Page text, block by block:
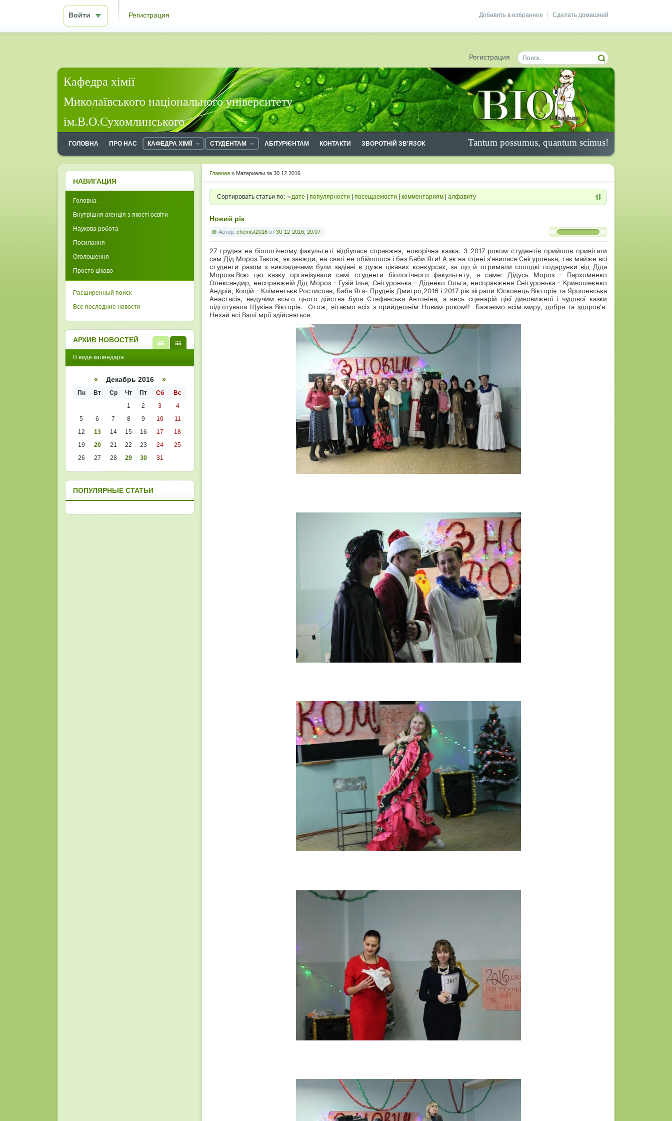
Сделать домашней
Добавить в избранное
Войти Регистрация
Регистрация
Кафедра хімії
Миколаївського національного університету
ім.В.О.Сухомлинського
Tantum possumus, quantum scimus!
ГОЛОВНА ПРО НАС КАФЕДРА ХІМІЇ СТУДЕНТАМ АБІТУРІЄНТАМ КОНТАКТИ ЗВОРОТНІЙ ЗВ'ЯЗОК
Главная » Материалы за 30.12.2016
Сортировать статьи по: дате популярности посещаемости комментариям алфавиту
Новий рік
Автор: chemist2016 от 30-12-2016, 20:07
27 грудня на біологічному факультеті відбулася справжня, новорічна казка. З2017 роком студентів прийшов привітати
сам Дід Мороз.Також, як завжди, на святі не обійшлося і без Баби Яги! А як на сцені з'явилася Снігуронька, так майже всі
студенти разом з викладачами були задіяні в дуже цікавих конкурсах, за що й отримали солодкі подарунки від Діда
Мороза.Всю цю казку організували самі студенти біологічного факультету, а саме: Дідусь Мороз - Пархоменко
Олександир, несправжній Дід Мороз - Гузій Ілья, Снігуронька - Діденко Ольга, несправжння Снігуронька - Кривошеєнко
Андрій, Кощій - Кліментьєв Ростислав, Баба Яга- Пруднік Дмитро,2016 і 2017 рік зіграли Юсковець Вікторія та Ярошевська
Анастасія, ведучим всьго цього дійства була Стефанська Антоніна, а весь сценарій цієї дивовижної і чудової казки
підготувала Щукіна Вікторія. Отож, вітаємо всіх з прийдешнім Новим роком!!
Бажаємо всім миру, добра та здоров'я.
Нехай всі Ваші мрії здійсняться.
НАВИГАЦИЯ
Головна
Внутрішня агенція з якості освіти
Наукова робота
Посилання
Оголошення
Просто цікаво
Расширенный поиск
Все последние новости
АРХИВ НОВОСТЕЙ
кален
списк
В виде календаря
« Декабрь 2016 »
Пн Вт Ср Чт Пт Сб
Вс
1
2 3
4
5
6 7 8 9 10
11
12
13 14 15 16 17
18
19
20 21 22 23 24
25
26
27 28 29 30 31
ПОПУЛЯРНЫЕ СТАТЬИ